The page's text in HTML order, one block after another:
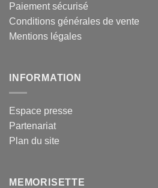
Paiement sécurisé
Conditions générales de vente
Mentions légales
INFORMATION
Espace presse
Partenariat
Plan du site
MEMORISETTE